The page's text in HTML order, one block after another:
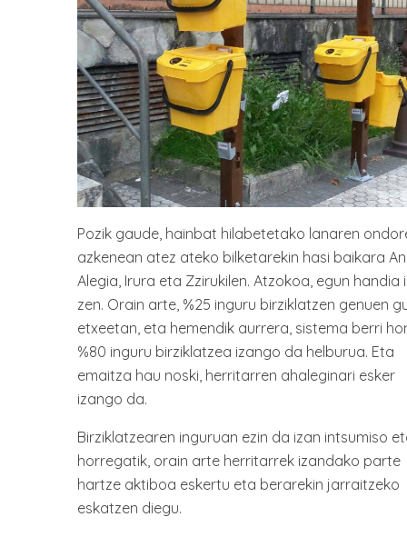
Pozik gaude, hainbat hilabetetako lanaren
azkenean atez ateko bilketarekin hasi baikara
Alegia, Irura eta Zzirukilen. Atzokoa, egun handia
zen. Orain arte, %25 inguru birziklatzen genuen
etxeetan, eta hemendik aurrera, sistema berri
%80 inguru birziklatzea izango da helburua. Eta
emaitza hau noski, herritarren ahaleginari esker
izango da.
Birziklatzearen inguruan ezin da izan intsumiso
horregatik, orain arte herritarrek izandako parte
hartze aktiboa eskertu eta berarekin jarraitzeko
eskatzen diegu.